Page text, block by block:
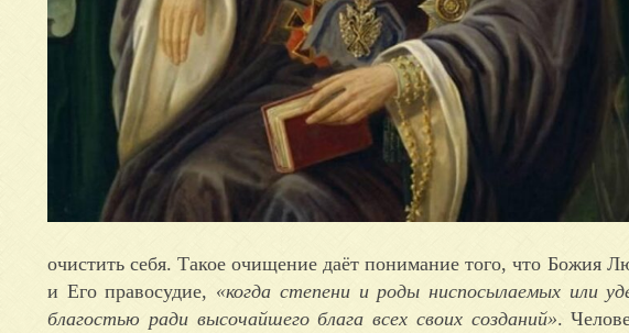
очистить себя. Такое очищение даёт понимание того, что Божия
и Его правосудие, «когда степени и роды ниспосылаемых или
благостью ради высочайшего блага всех своих созданий».